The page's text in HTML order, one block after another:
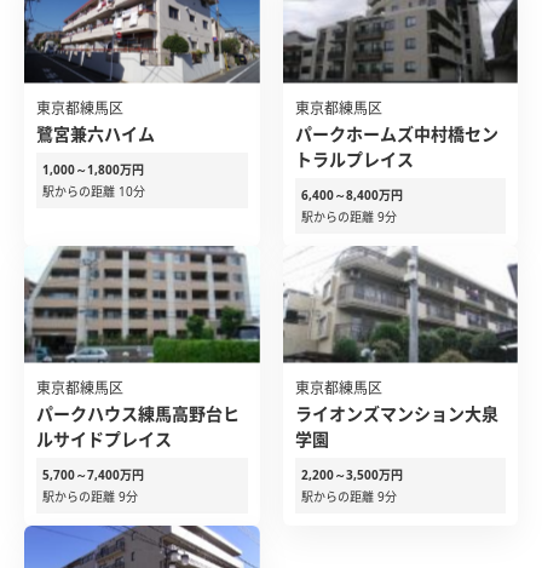
東京都練馬区
鷺宮兼六ハイム
1,000～1,800万円
駅からの距離 10分
東京都練馬区
パークホームズ中村橋セン
トラルプレイス
6,400～8,400万円
駅からの距離 9分
東京都練馬区
パークハウス練馬高野台ヒ
ルサイドプレイス
5,700～7,400万円
駅からの距離 9分
東京都練馬区
ライオンズマンション大泉
学園
2,200～3,500万円
駅からの距離 9分